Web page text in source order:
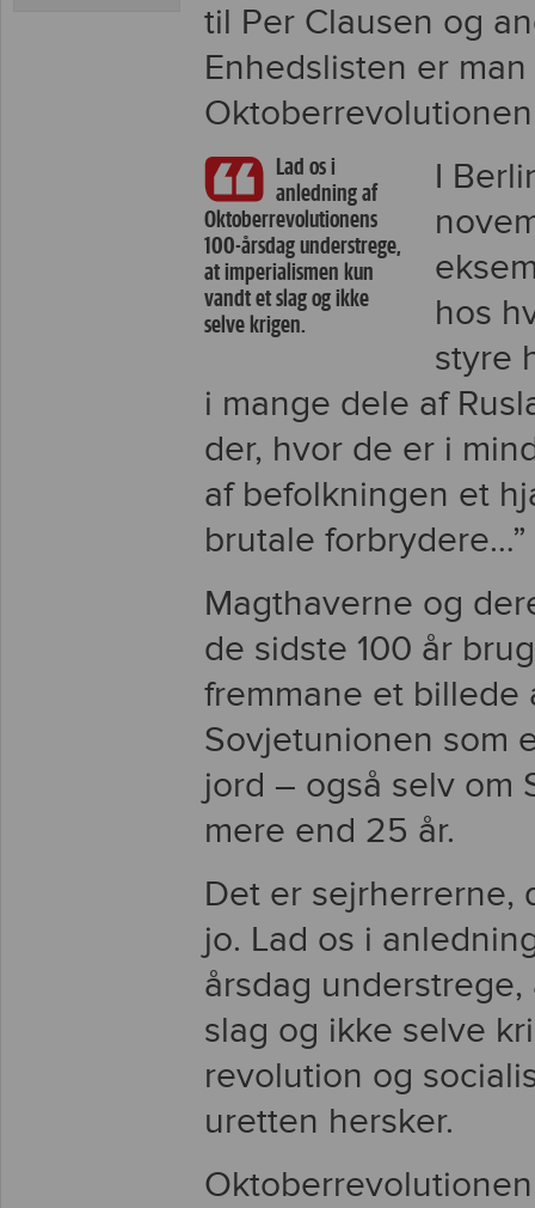
til Per Clausen og
Enhedslisten er
Lad os i
anledning af
Oktoberrevolutionens
100-årsdag understrege,
at imperialismen kun
vandt et slag og ikke
selve krigen.
I
hos
styre
i mange dele af
der, hvor de er i
af befolkningen et
brutale forbrydere…”
Magthaverne og
de sidste 100 år
fremmane et
Sovjetunionen som
jord – også selv
mere end 25 år.
Det er sejrherrerne,
jo. Lad os i
årsdag
slag og ikke selve
revolution og
uretten hersker.